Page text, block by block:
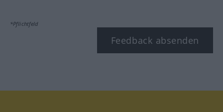
*Pflichtfeld
Feedback absenden